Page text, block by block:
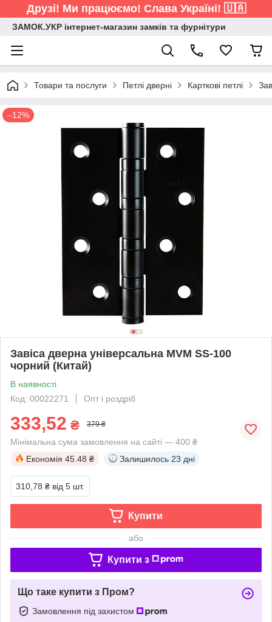
Друзі! Ми працюємо! Слава Україні! 🇺🇦
ЗАМОК.УКР інтернет-магазин замків та фурнітури
Товари та послуги Петлі дверні Карткові петлі
–12%
Завіса дверна універсальна MVM SS-100
чорний (Китай)
В наявності
Код: 00022271
Опт і роздріб
333,52 ₴ 379 ₴
Мінімальна сума замовлення на сайті — 400 ₴
Економія 45.48 ₴ Залишилось 23 дні
310,78 ₴ від 5 шт.
Купити
або
Купити з
Що таке купити з Пром?
Замовлення під захистом